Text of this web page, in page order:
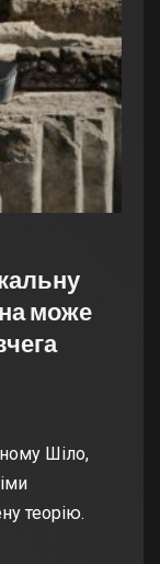
може
Шіло,
теорію.